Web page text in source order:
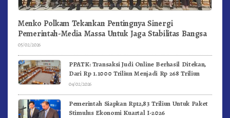
Menko Polkam Tekankan Pentingnya Sinergi
Pemerintah-Media Massa Untuk Jaga Stabilitas Bangsa
05/02/2026
PPATK: Transaksi Judi Online Berhasil Ditekan,
Dari Rp 1.1000 Triliun Menjadi Rp 268 Triliun
04/02/2026
Pemerintah Siapkan Rp12,83 Triliun Untuk Paket
Stimulus Ekonomi Kuartal I-2026